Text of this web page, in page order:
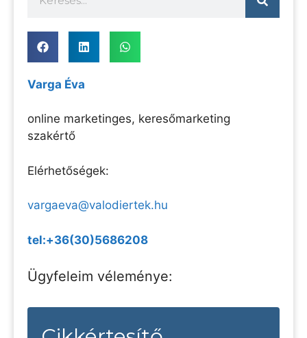
Varga Éva
online marketinges, keresőmarketing
szakértő
Elérhetőségek:
vargaeva@valodiertek.hu
tel:+36(30)5686208
Ügyfeleim véleménye: